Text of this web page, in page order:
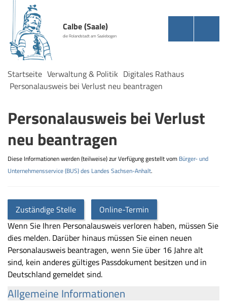
Calbe (Saale)
die Rolandstadt am Saalebogen
Startseite Verwaltung & Politik Digitales Rathaus
Personalausweis bei Verlust neu beantragen
Personalausweis bei Verlust
neu beantragen
Diese Informationen werden (teilweise) zur Verfügung gestellt vom Bürger- und
Unternehmensservice (BUS) des Landes Sachsen-Anhalt.
Zuständige Stelle
Online-Termin
Wenn Sie Ihren Personalausweis verloren haben, müssen Sie
dies melden. Darüber hinaus müssen Sie einen neuen
Personalausweis beantragen, wenn Sie über 16 Jahre alt
sind, kein anderes gültiges Passdokument besitzen und in
Deutschland gemeldet sind.
Allgemeine Informationen